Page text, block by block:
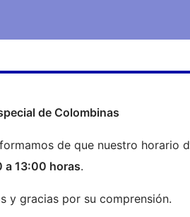
de Huelva
de Colombinas
de que nuestro horario
a 13:00 horas.
y gracias por su comprensión.